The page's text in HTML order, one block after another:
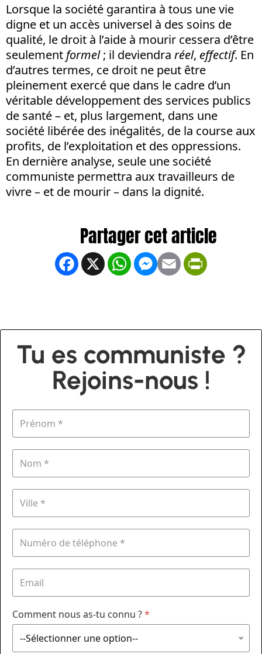
Lorsque la société garantira à tous une vie
digne et un accès universel à des soins de
qualité, le droit à l’aide à mourir cessera d’être
seulement formel; il deviendra réel, effectif. En
d’autres termes, ce droit ne peut être
pleinement exercé que dans le cadre d’un
véritable développement des services publics
de santé – et, plus largement, dans une
société libérée des inégalités, de la course aux
profits, de l’exploitation et des oppressions.
En dernière analyse, seule une société
communiste permettra aux travailleurs de
vivre – et de mourir – dans la dignité.
Facebook
X WhatsApp
Messenger
Email
Tu es communiste ?
Rejoins-nous !
Comment nous as-tu connu ?*